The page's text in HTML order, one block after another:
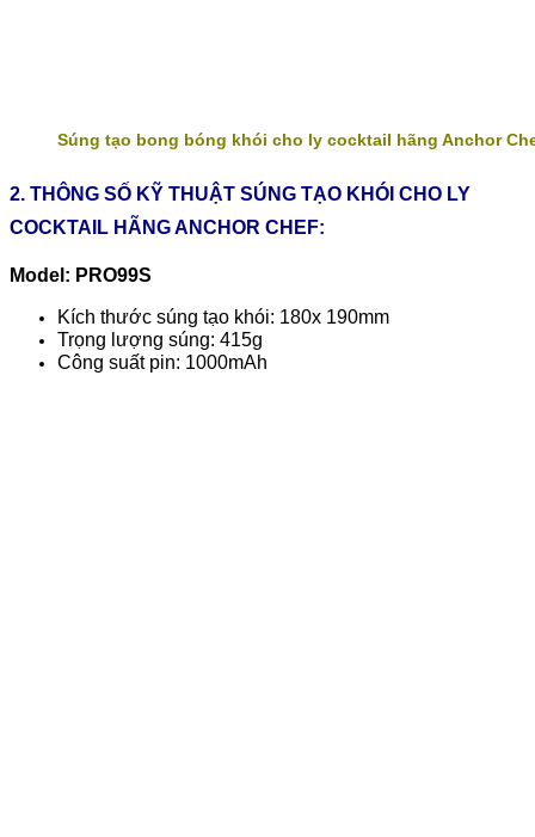
Súng tạo bong bóng khói cho ly cocktail hãng Anchor
2. THÔNG SỐ KỸ THUẬT SÚNG TẠO KHÓI CHO LY
COCKTAIL HÃNG ANCHOR CHEF:
Model: PRO99S
Kích thước súng tạo khói: 180x 190mm
Trọng lượng súng: 415g
Công suất pin: 1000mAh